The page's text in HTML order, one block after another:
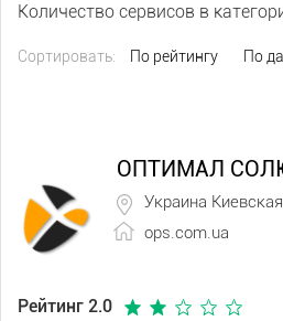
Количество сервисов в
Сортировать: По рейтингу По
ОПТИМАЛ
Украина
ops.com.ua
Рейтинг 2.0